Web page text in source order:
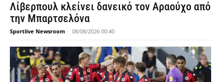
Λίβερπουλ κλείνει δανεικό τον Αραούχο από
την Μπαρτσελόνα
Sportlive Newsroom - 08/08/2026 00:40